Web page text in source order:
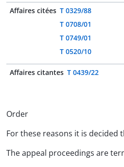
Affaires citées T 0329/88
T 0708/01
T 0749/01
T 0520/10
Affaires citantes T 0439/22
Order
For these reasons it is decided
The appeal proceedings are